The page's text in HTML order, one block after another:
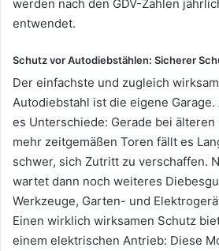
werden nach den GDV-Zahlen
entwendet.
Schutz vor Autodiebstählen: Sicherer
Der einfachste und zugleich
Autodiebstahl ist die eigene
es Unterschiede: Gerade bei älteren
mehr zeitgemäßen Toren fällt es
schwer, sich Zutritt zu verschaffen.
wartet dann noch weiteres
Werkzeuge, Garten- und
Einen wirklich wirksamen Schutz
einem elektrischen Antrieb: Diese